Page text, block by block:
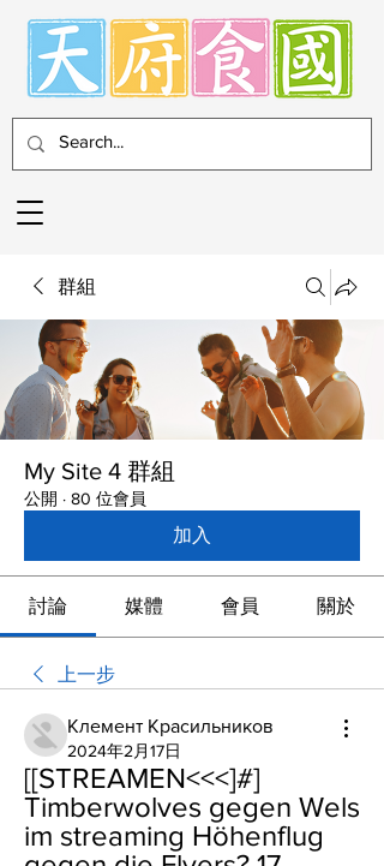
群組
My Site 4 群組
公開 · 80 位會員
加入
討論 媒體 會員 關於
上一步
Клемент Красильников
2024年2月17日
[[STREAMEN<<<]#]
Timberwolves gegen Wels
im streaming Höhenflug